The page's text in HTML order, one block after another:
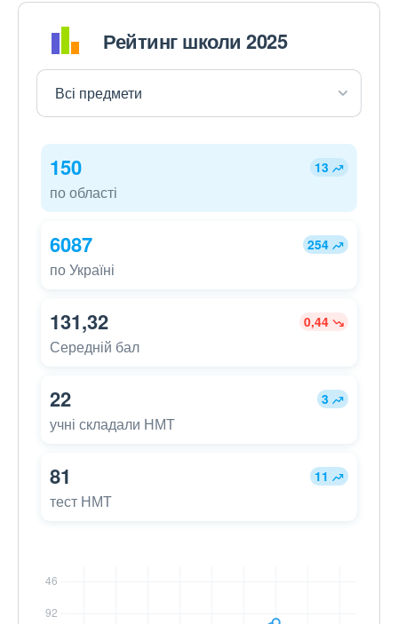
Рейтинг школи 2025
150 13
по області
6087 254
по Україні
131,32 0,44
Середній бал
22 3
учні складали НМТ
81 11
тест НМТ